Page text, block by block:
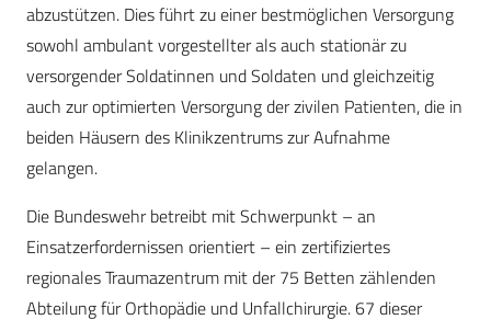
abzustützen. Dies führt zu einer bestmöglichen Versorgung
sowohl ambulant vorgestellter als auch stationär zu
versorgender Soldatinnen und Soldaten und gleichzeitig
auch zur optimierten Versorgung der zivilen Patienten, die in
beiden Häusern des Klinikzentrums zur Aufnahme
gelangen.
Die Bundeswehr betreibt mit Schwerpunkt – an
Einsatzerfordernissen orientiert – ein zertifiziertes
regionales Traumazentrum mit der 75 Betten zählenden
Abteilung für Orthopädie und Unfallchirurgie. 67 dieser